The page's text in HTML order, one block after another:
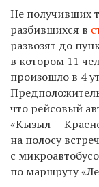
Не получивших
разбившихся в
развозят до
в котором 11
произошло в 4
что рейсовый
«Кызыл —
на полосу
с
по маршруту